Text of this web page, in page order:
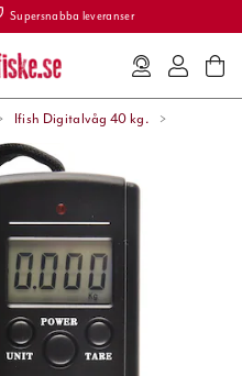
Supersnabba leveranser
Ifish Digitalvåg 40 kg.